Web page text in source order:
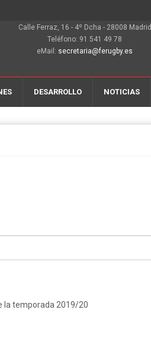
Calle Ferraz, 16 - 4º Dcha - 28008 Madrid
Teléfono: 91 541 49 78
eMail: secretaria@ferugby.es
DESARROLLO NOTICIAS
la temporada 2019/20